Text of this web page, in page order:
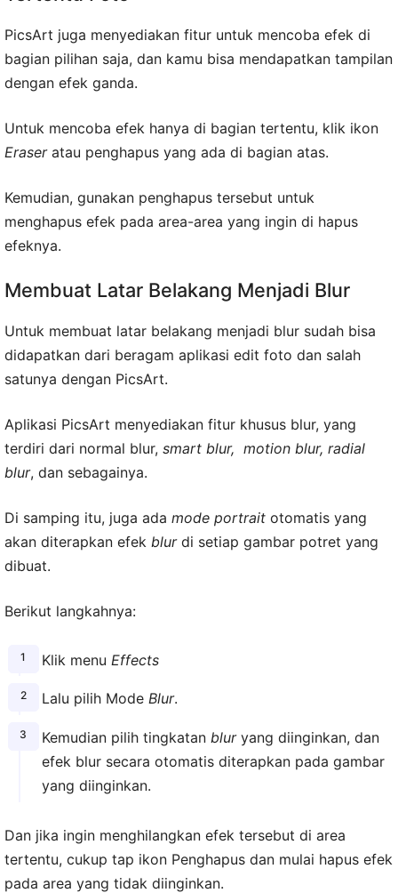
PicsArt juga menyediakan fitur untuk mencoba efek di
bagian pilihan saja, dan kamu bisa mendapatkan tampilan
dengan efek ganda.
Untuk mencoba efek hanya di bagian tertentu, klik ikon
Eraseratau penghapus yang ada di bagian atas.
Kemudian, gunakan penghapus tersebut untuk
menghapus efek pada area-area yang ingin di hapus
efeknya.
Membuat Latar Belakang Menjadi Blur
Untuk membuat latar belakang menjadi blur sudah bisa
didapatkan dari beragam aplikasi edit foto dan salah
satunya dengan PicsArt.
Aplikasi PicsArt menyediakan fitur khusus blur, yang
terdiri dari normal blur, smart blur, motion blur, radial
blur, dan sebagainya.
Di samping itu, juga ada mode portrait otomatis yang
akan diterapkan efek blurdi setiap gambar potret yang
dibuat.
Berikut langkahnya:
Klik menu Effects
Lalu pilih Mode Blur.
Kemudian pilih tingkatan bluryang diinginkan, dan
efek blur secara otomatis diterapkan pada gambar
yang diinginkan.
Dan jika ingin menghilangkan efek tersebut di area
tertentu, cukup tap ikon Penghapus dan mulai hapus efek
pada area yang tidak diinginkan.